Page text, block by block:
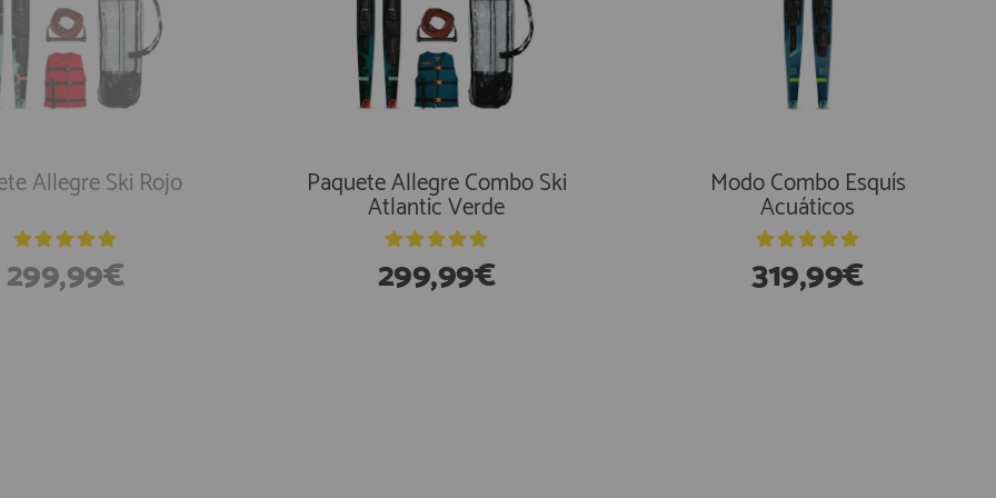
Allegre Ski Rojo
299,99€
Paquete Allegre Combo Ski
Atlantic Verde
299,99€
Modo Combo Esquís
Acuáticos
319,99€